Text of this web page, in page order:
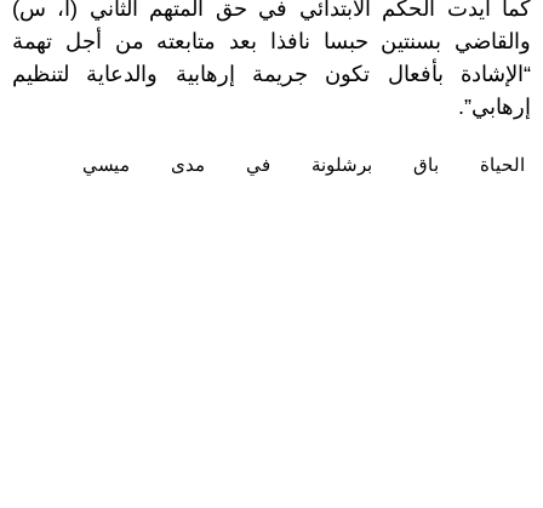
كما أيدت الحكم الابتدائي في حق المتهم الثاني (أ، س)
والقاضي بسنتين حبسا نافذا بعد متابعته من أجل تهمة
“الإشادة بأفعال تكون جريمة إرهابية والدعاية لتنظيم
إرهابي”.
الحياة‎ باق برشلونة في مدى ميسي